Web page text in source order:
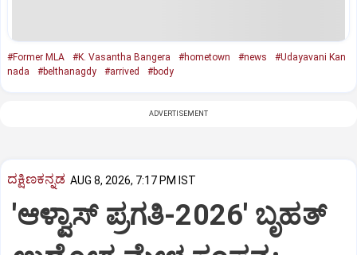
#Former MLA #K. Vasantha Bangera #hometown #news
#Udayavani Kan
nada
#belthanagdy #arrived #body
ADVERTISEMENT
ದಕ್ಷಿಣಕನ್ನಡ AUG 8, 2026, 7:17 PM IST
'ಆಳ್ವಾಸ್‌ ಪ್ರಗತಿ-2026' ಬೃಹತ್